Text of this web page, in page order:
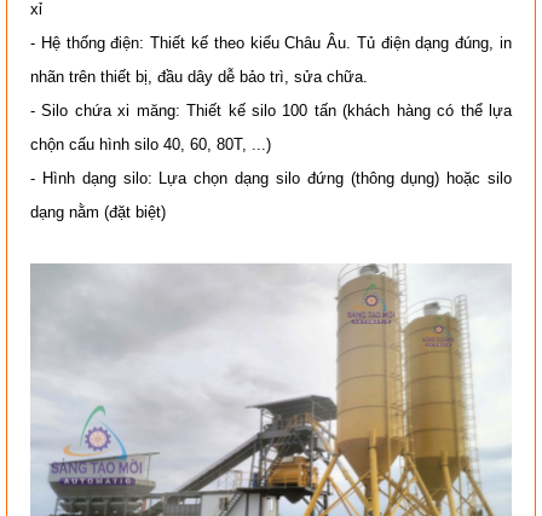
xỉ
- Hệ thống điện: Thiết kế theo kiểu Châu Âu. Tủ điện dạng đúng, in
nhãn trên thiết bị, đầu dây dễ bảo trì, sửa chữa.
- Silo chứa xi măng: Thiết kế silo 100 tấn (khách hàng có thể lựa
chộn cấu hình silo 40, 60, 80T, ...)
- Hình dạng silo: Lựa chọn dạng silo đứng (thông dụng) hoặc silo
dạng nằm (đặt biệt)